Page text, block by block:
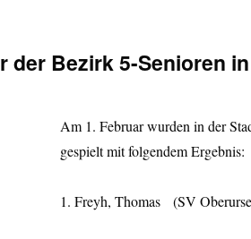
der Bezirk 5-Senioren
Am 1. Februar wurden in der
gespielt mit folgendem Ergebnis:
1. Freyh, Thomas (SV